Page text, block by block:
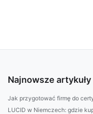
Najnowsze artykuły
Jak przygotować firmę do
LUCID w Niemczech: gdzie